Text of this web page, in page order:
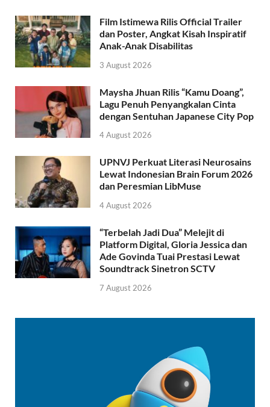
Film Istimewa Rilis Official Trailer
dan Poster, Angkat Kisah Inspiratif
Anak-Anak Disabilitas
3 August 2026
Maysha Jhuan Rilis “Kamu Doang”,
Lagu Penuh Penyangkalan Cinta
dengan Sentuhan Japanese City Pop
4 August 2026
UPNVJ Perkuat Literasi Neurosains
Lewat Indonesian Brain Forum 2026
dan Peresmian LibMuse
4 August 2026
“Terbelah Jadi Dua” Melejit di
Platform Digital, Gloria Jessica dan
Ade Govinda Tuai Prestasi Lewat
Soundtrack Sinetron SCTV
7 August 2026